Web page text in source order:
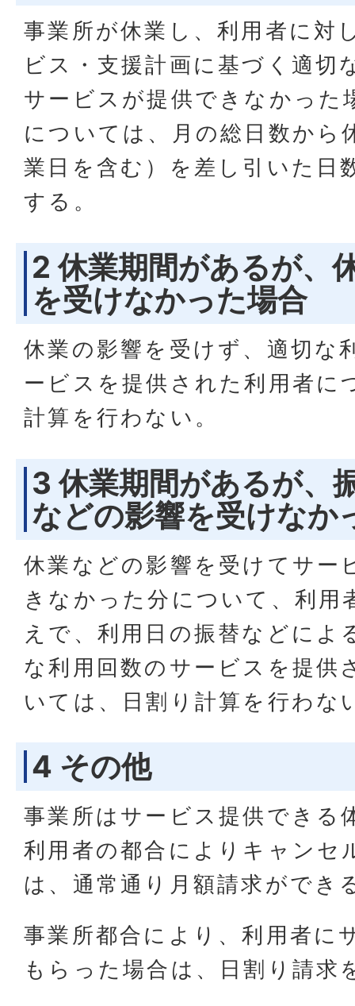
事業所が休業し、利用者に対
ビス・支援計画に基づく適切
サービスが提供できなかった
については、月の総日数から
業日を含む）を差し引いた日
する。
2 休業期間があるが、
を受けなかった場合
休業の影響を受けず、適切な
ービスを提供された利用者に
計算を行わない。
3 休業期間があるが、
などの影響を受けなか
休業などの影響を受けてサー
きなかった分について、利用
えで、利用日の振替などによ
な利用回数のサービスを提供
いては、日割り計算を行わな
4 その他
事業所はサービス提供できる
利用者の都合によりキャンセ
は、通常通り月額請求ができ
事業所都合により、利用者に
もらった場合は、日割り請求